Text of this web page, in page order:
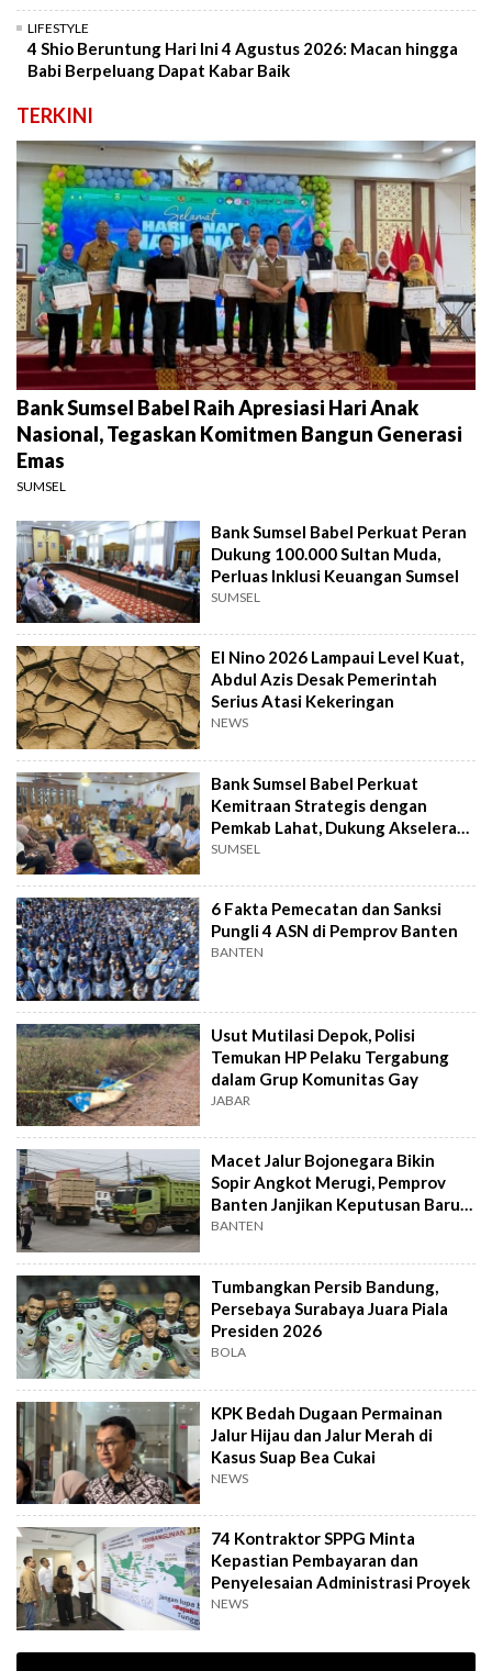
LIFESTYLE
4 Shio Beruntung Hari Ini 4 Agustus 2026: Macan hingga
Babi Berpeluang Dapat Kabar Baik
TERKINI
Bank Sumsel Babel Raih Apresiasi Hari Anak
Nasional, Tegaskan Komitmen Bangun Generasi
Emas
SUMSEL
Bank Sumsel Babel Perkuat Peran
Dukung 100.000 Sultan Muda,
Perluas Inklusi Keuangan Sumsel
SUMSEL
El Nino 2026 Lampaui Level Kuat,
Abdul Azis Desak Pemerintah
Serius Atasi Kekeringan
NEWS
Bank Sumsel Babel Perkuat
Kemitraan Strategis dengan
Pemkab Lahat, Dukung Akselerasi
Ekonomi Daerah
SUMSEL
6 Fakta Pemecatan dan Sanksi
Pungli 4 ASN di Pemprov Banten
BANTEN
Usut Mutilasi Depok, Polisi
Temukan HP Pelaku Tergabung
dalam Grup Komunitas Gay
JABAR
Macet Jalur Bojonegara Bikin
Sopir Angkot Merugi, Pemprov
Banten Janjikan Keputusan Baru 4
Hari Lagi
BANTEN
Tumbangkan Persib Bandung,
Persebaya Surabaya Juara Piala
Presiden 2026
BOLA
KPK Bedah Dugaan Permainan
Jalur Hijau dan Jalur Merah di
Kasus Suap Bea Cukai
NEWS
74 Kontraktor SPPG Minta
Kepastian Pembayaran dan
Penyelesaian Administrasi Proyek
NEWS